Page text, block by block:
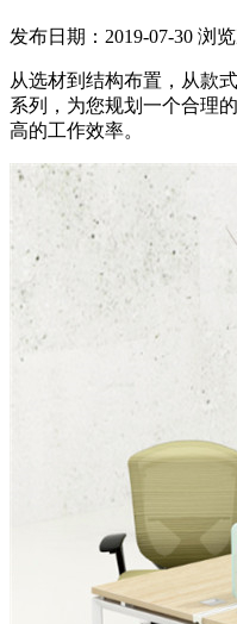
发布日期：2019-07-30 浏览
从选材到结构布置，从款
系列，为您规划一个合理
高的工作效率。